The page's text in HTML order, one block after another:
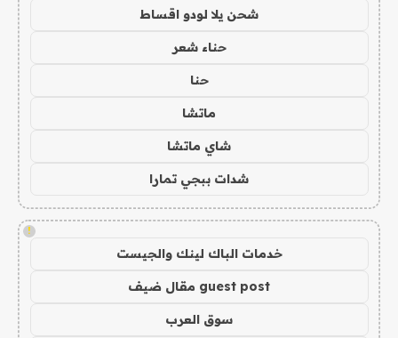
شحن يلا لودو اقساط
حناء شعر
حنا
ماتشا
شاي ماتشا
شدات ببجي تمارا
!
خدمات الباك لينك والجيست
guest post مقال ضيف
سوق العرب